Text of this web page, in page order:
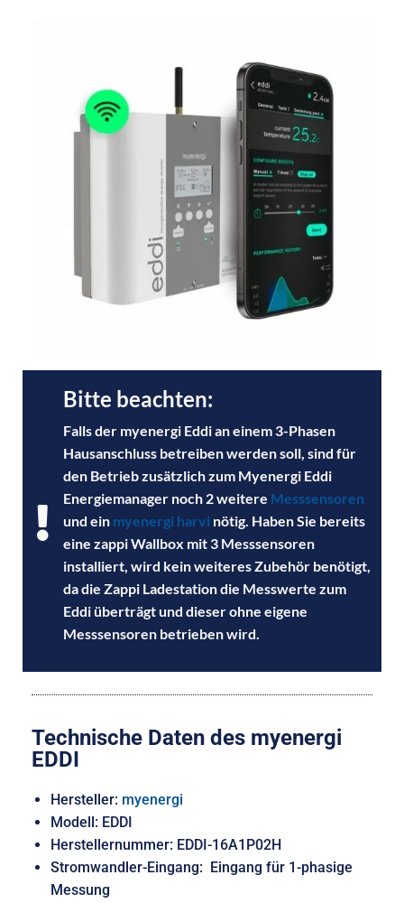
Bitte beachten:
Falls der myenergi Eddi an einem 3-Phasen
Hausanschluss betreiben werden soll, sind für
den Betrieb zusätzlich zum Myenergi Eddi
Energiemanager noch 2 weitere Messsensoren
und ein myenergi harvi nötig. Haben Sie bereits
eine zappi Wallbox mit 3 Messsensoren
installiert, wird kein weiteres Zubehör benötigt,
da die Zappi Ladestation die Messwerte zum
Eddi überträgt und dieser ohne eigene
Messsensoren betrieben wird.
Technische Daten des myenergi
EDDI
Hersteller: myenergi
Modell: EDDI
Herstellernummer: EDDI-16A1P02H
Stromwandler-Eingang: Eingang für 1-phasige
Messung